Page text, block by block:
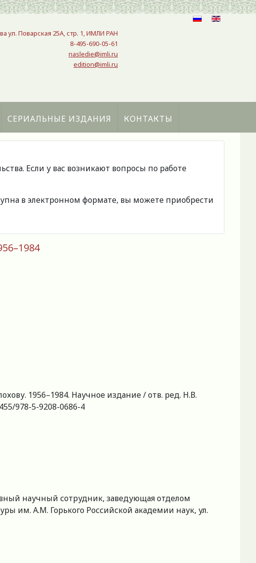
ул. Поварская 25A, стр. 1, ИМЛИ РАН
8-495-690-05-61
nasledie@imli.ru
edition@imli.ru
СЕРИАЛЬНЫЕ ИЗДАНИЯ КОНТАКТЫ
Если у вас возникают вопросы по работе
в электронном формате, вы можете приобрести
1956–1984. Научное издание / отв. ред. Н.В.
978-5-9208-0686-4
научный сотрудник, заведующая отделом
им. А.М. Горького Российской академии наук, ул.